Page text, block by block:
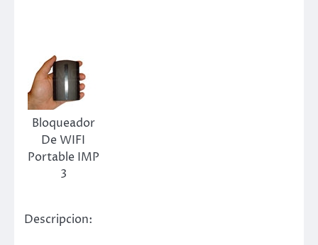
Bloqueador
De WIFI
Portable IMP
3
Descripcion: